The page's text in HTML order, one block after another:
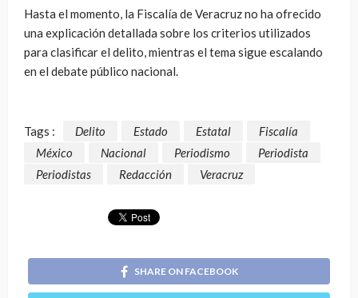
Hasta el momento, la Fiscalía de Veracruz no ha ofrecido
una explicación detallada sobre los criterios utilizados
para clasificar el delito, mientras el tema sigue escalando
en el debate público nacional.
Tags : Delito Estado Estatal
Fiscalía
México
Nacional Periodismo
Periodista
Periodistas
Redacción Veracruz
SHARE ON FACEBOOK